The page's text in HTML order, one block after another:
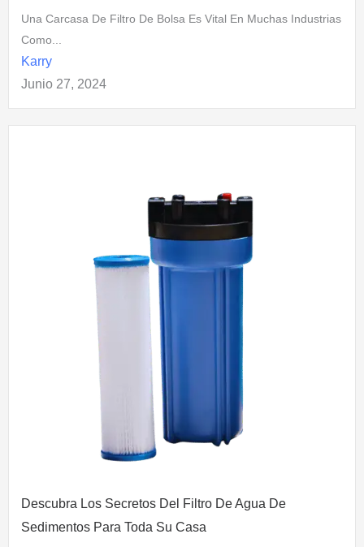
Una Carcasa De Filtro De Bolsa Es Vital En Muchas Industrias
Como...
Karry
Junio 27, 2024
Descubra Los Secretos Del Filtro De Agua De
Sedimentos Para Toda Su Casa